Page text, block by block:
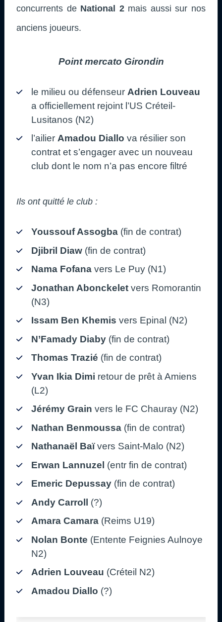
concurrents de National 2mais aussi sur nos
anciens joueurs.
Point mercato Girondin
le milieu ou défenseur Adrien Louveau
a officiellement rejoint l’US Créteil-
Lusitanos (N2)
l’ailier Amadou Diallo va résilier son
contrat et s’engager avec un nouveau
club dont le nom n’a pas encore filtré
Ils ont quitté le club :
Youssouf Assogba (fin de contrat)
Djibril Diaw (fin de contrat)
Nama Fofana vers Le Puy (N1)
Jonathan Abonckelet vers Romorantin
(N3)
Issam Ben Khemis vers Epinal (N2)
N’Famady Diaby (fin de contrat)
Thomas Trazié (fin de contrat)
Yvan Ikia Dimi retour de prêt à Amiens
(L2)
Jérémy Grain vers le FC Chauray (N2)
Nathan Benmoussa (fin de contrat)
Nathanaël Baïvers Saint-Malo (N2)
Erwan Lannuzel (entr fin de contrat)
Emeric Depussay (fin de contrat)
Andy Carroll (?)
Amara Camara (Reims U19)
Nolan Bonte (Entente Feignies Aulnoye
N2)
Adrien Louveau (Créteil N2)
Amadou Diallo (?)